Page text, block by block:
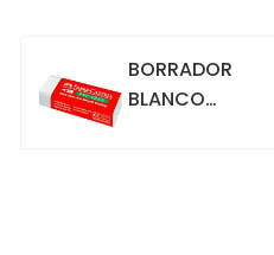
BORRADOR
BLANCO